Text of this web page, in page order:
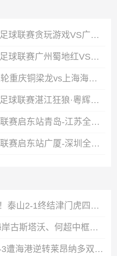
08月09日佛山西甲足球联赛贪玩游戏VS广东西南建设全场录像
08月09日佛山西甲足球联赛广州蜀地红VS广东客家青年全场录像
08月09日中超第22轮重庆铜梁龙vs上海海港全场录像
08月09日佛山西甲足球联赛湛江狂狼·粵辉能源VS三七互娱全场录像
08月09日CBA夏季联赛启东站青岛-江苏全场录像
08月09日CBA夏季联赛启东站广厦-深圳全场录像
克雷桑93分钟绝杀！泰山2-1终结津门虎四连胜，刘洋、哈达斯破门
闷平！河南0-0西海岸古斯塔沃、何超中框阿布拉汗替补席染红
6轮不胜！铜梁龙2-3遭海港逆转莱昂纳多双响海港甩开降级区7分